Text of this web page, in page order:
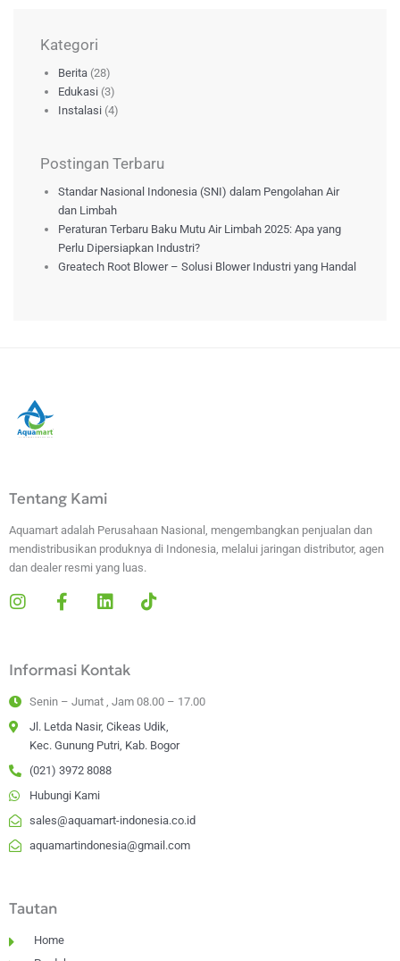
Kategori
Berita (28)
Edukasi (3)
Instalasi (4)
Postingan Terbaru
Standar Nasional Indonesia (SNI) dalam Pengolahan Air
dan Limbah
Peraturan Terbaru Baku Mutu Air Limbah 2025: Apa yang
Perlu Dipersiapkan Industri?
Greatech Root Blower – Solusi Blower Industri yang Handal
Tentang Kami
Aquamart adalah Perusahaan Nasional, mengembangkan penjualan dan
mendistribusikan produknya di Indonesia, melalui jaringan distributor, agen
dan dealer resmi yang luas.
I
a
g
r
a
m
F
b
o
k
-
f
L
e
i
n
T
Informasi Kontak
Senin – Jumat , Jam 08.00 – 17.00
Jl. Letda Nasir, Cikeas Udik,
Kec. Gunung Putri, Kab. Bogor
(021) 3972 8088
Hubungi Kami
sales@aquamart-indonesia.co.id
aquamartindonesia@gmail.com
Tautan
Home